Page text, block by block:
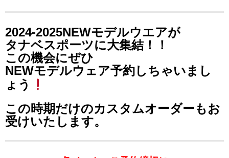
2024-2025NEWモデルウエアが
タナベスポーツに大集結！！
この機会にぜひ
NEWモデルウェア予約しちゃいまし
ょう
この時期だけのカスタムオーダーもお
受けいたします。